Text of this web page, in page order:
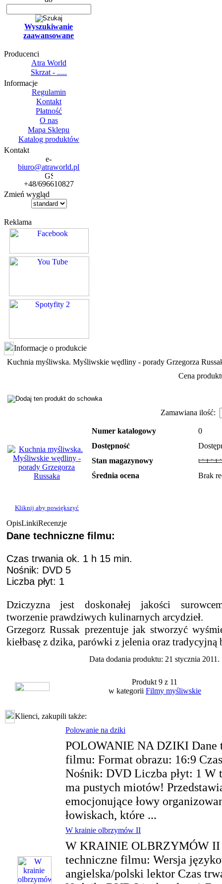
Wyszukiwanie
zaawansowane
Producenci
Atra World
Skrzat - .....
Informacje
Regulamin
Kontakt
Płatność
O nas
Mapa Sklepu
Katalog produktów
Kontakt
biuro@atraworld.pl
+48/696610827
Zmień wygląd
Reklama
Informacje o produkcie
Kuchnia myśliwska. Myśliwskie wędliny - porady Grzegorza
Cena
Zamawiana ilość:
Kliknij aby powiększyć
Numer katalogowy
0
Dostępność
Stan magazynowy
Średnia ocena
Brak
OpisLinkiRecenzje
Dane techniczne filmu:
Czas trwania ok. 1 h 15 min.
Nośnik: DVD 5
Liczba płyt: 1
Dziczyzna jest doskonałej jakości
tworzenie prawdziwych kulinarnych arcydzieł.
Grzegorz Russak prezentuje jak stworzyć
kiełbasę z dzika, parówki z jelenia oraz tradycyjną
Data dodania produktu: 21 stycznia 2011.
Produkt 9 z 11
w kategorii Filmy myśliwskie
Klienci, zakupili także:
Polowanie na dziki
POLOWANIE NA DZIKI Dane
filmu: Format obrazu: 16:9
Nośnik: DVD Liczba płyt: 1
ma pustych miotów!
emocjonujące łowy
łowiskach, które ...
W krainie olbrzymów II
W KRAINIE OLBRZYMÓW II
techniczne filmu: Wersja
angielska/polski lektor Czas